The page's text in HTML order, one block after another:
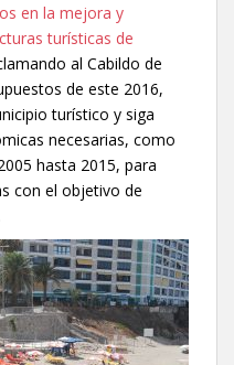
en la mejora y
turísticas de
al Cabildo de
de este 2016,
turístico y siga
necesarias, como
hasta 2015, para
con el objetivo de